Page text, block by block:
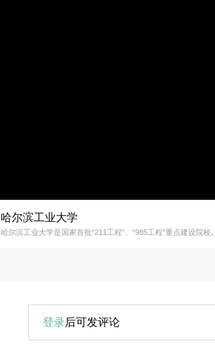
哈尔滨工业大学
哈尔滨工业大学是国家首批“211工程”、“985工程”重点建设院校。
登录后可发评论